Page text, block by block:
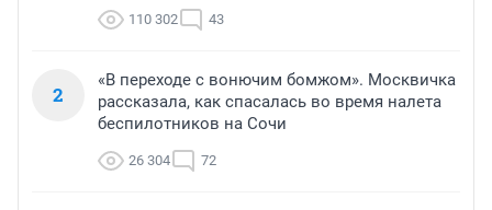
110 302 43
2
«В переходе с вонючим бомжом». Москвичка
рассказала, как спасалась во время налета
беспилотников на Сочи
26 304 72